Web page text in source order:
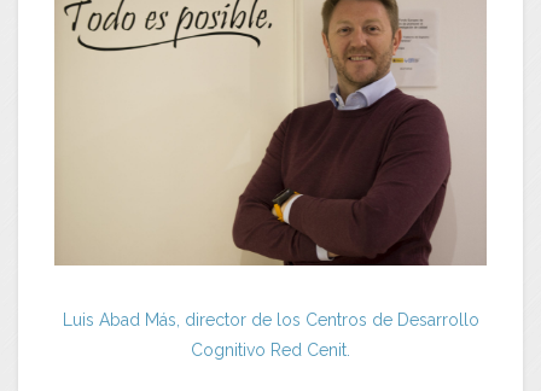
Luis Abad Más, director de los Centros de Desarrollo
Cognitivo Red Cenit.